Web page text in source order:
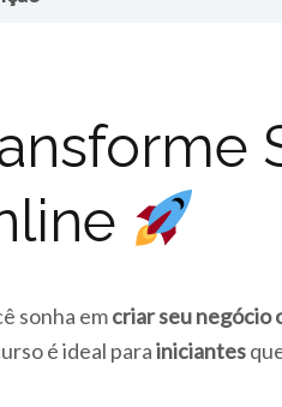
sonha emcriar seu negócio
é ideal parainiciantes